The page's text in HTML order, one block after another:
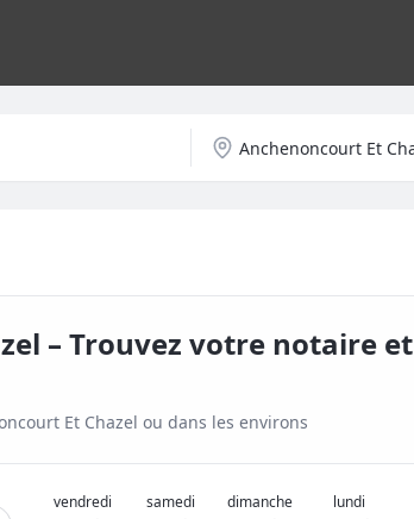
– Trouvez votre notaire et
Et Chazel ou dans les environs
vendredi
samedi
dimanche
lundi